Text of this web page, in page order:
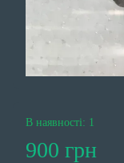
В наявності: 1
900 грн